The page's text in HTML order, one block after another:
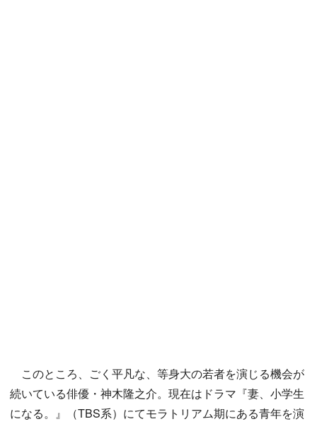
このところ、ごく平凡な、等身大の若者を演じる機会が
続いている俳優・神木隆之介。現在はドラマ『妻、小学生
になる。』（TBS系）にてモラトリアム期にある青年を演